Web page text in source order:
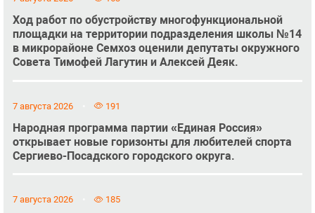
Ход работ по обустройству многофункциональной
площадки на территории подразделения школы №14
в микрорайоне Семхоз оценили депутаты окружного
Совета Тимофей Лагутин и Алексей Деяк.
7 августа 2026 191
Народная программа партии «Единая Россия»
открывает новые горизонты для любителей спорта
Сергиево-Посадского городского округа.
7 августа 2026 185